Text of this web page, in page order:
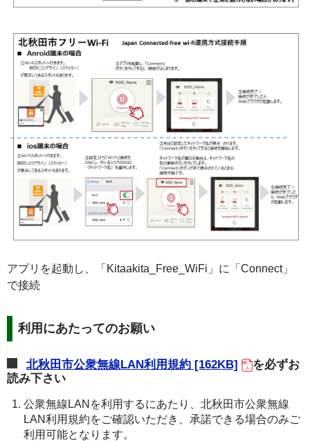
アプリを起動し、「Kitaakita_Free_WiFi」に「Connect」
で接続
利用にあたってのお願い
北秋田市公衆無線LAN利用規約 [162KB]
を必ずお
読み下さい
公衆無線LANを利用するにあたり、北秋田市公衆無線
LAN利用規約をご確認いただき、承諾できる場合のみご
利用可能となります。